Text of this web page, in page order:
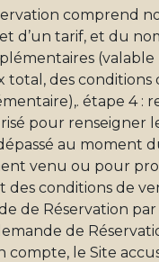
comprend
d’un tarif, et du
total, des
étape 4 :
pour renseigner
au moment
venu ou pour
des conditions de
de Réservation
de
compte, le Site